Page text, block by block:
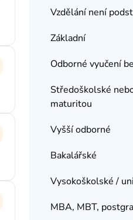
Vzdělání není
Základní
Odborné vyučení
Středoškolské
maturitou
Vyšší odborné
Bakalářské
Vysokoškolské /
MBA, MBT,